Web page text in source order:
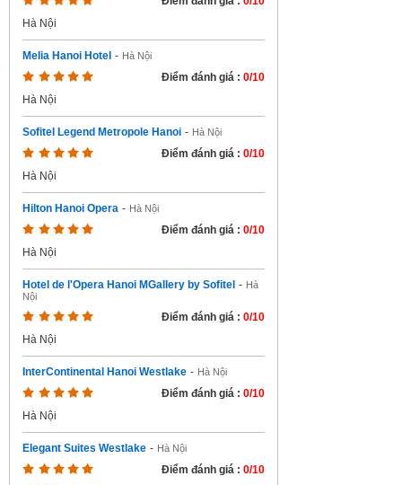
Hà Nội
Melia Hanoi Hotel - Hà Nội
Điểm đánh giá : 0/10
Hà Nội
Sofitel Legend Metropole Hanoi - Hà Nội
Điểm đánh giá : 0/10
Hà Nội
Hilton Hanoi Opera - Hà Nội
Điểm đánh giá : 0/10
Hà Nội
Hotel de l'Opera Hanoi MGallery by Sofitel - Hà
Nội
Điểm đánh giá : 0/10
Hà Nội
InterContinental Hanoi Westlake - Hà Nội
Điểm đánh giá : 0/10
Hà Nội
Elegant Suites Westlake - Hà Nội
Điểm đánh giá : 0/10